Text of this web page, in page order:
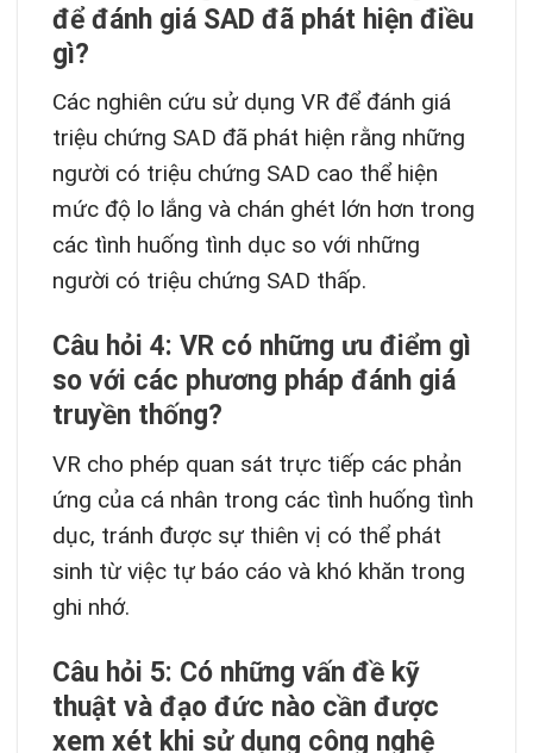
để đánh giá SAD đã phát hiện điều
gì?
Các nghiên cứu sử dụng VR để đánh giá
triệu chứng SAD đã phát hiện rằng những
người có triệu chứng SAD cao thể hiện
mức độ lo lắng và chán ghét lớn hơn trong
các tình huống tình dục so với những
người có triệu chứng SAD thấp.
Câu hỏi 4: VR có những ưu điểm gì
so với các phương pháp đánh giá
truyền thống?
VR cho phép quan sát trực tiếp các phản
ứng của cá nhân trong các tình huống tình
dục, tránh được sự thiên vị có thể phát
sinh từ việc tự báo cáo và khó khăn trong
ghi nhớ.
Câu hỏi 5: Có những vấn đề kỹ
thuật và đạo đức nào cần được
xem xét khi sử dụng công nghệ